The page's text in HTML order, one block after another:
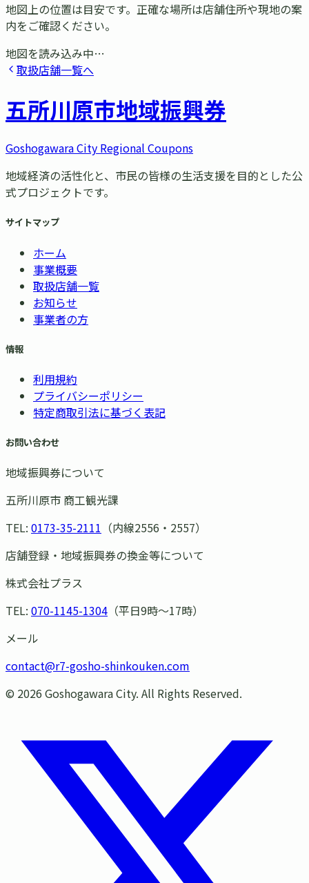
地図上の位置は目安です。正確な場所は店舗住所や現地の案
内をご確認ください。
地図を読み込み中…
取扱店舗一覧へ
五所川原市地域振興券
Goshogawara City Regional Coupons
地域経済の活性化と、市民の皆様の生活支援を目的とした公
式プロジェクトです。
サイトマップ
ホーム
事業概要
取扱店舗一覧
お知らせ
事業者の方
情報
利用規約
プライバシーポリシー
特定商取引法に基づく表記
お問い合わせ
地域振興券について
五所川原市 商工観光課
TEL: 0173-35-2111 （内線2556・2557）
店舗登録・地域振興券の換金等について
株式会社プラス
TEL: 070-1145-1304 （平日9時〜17時）
メール
contact@r7-gosho-shinkouken.com
© 2026 Goshogawara City. All Rights Reserved.